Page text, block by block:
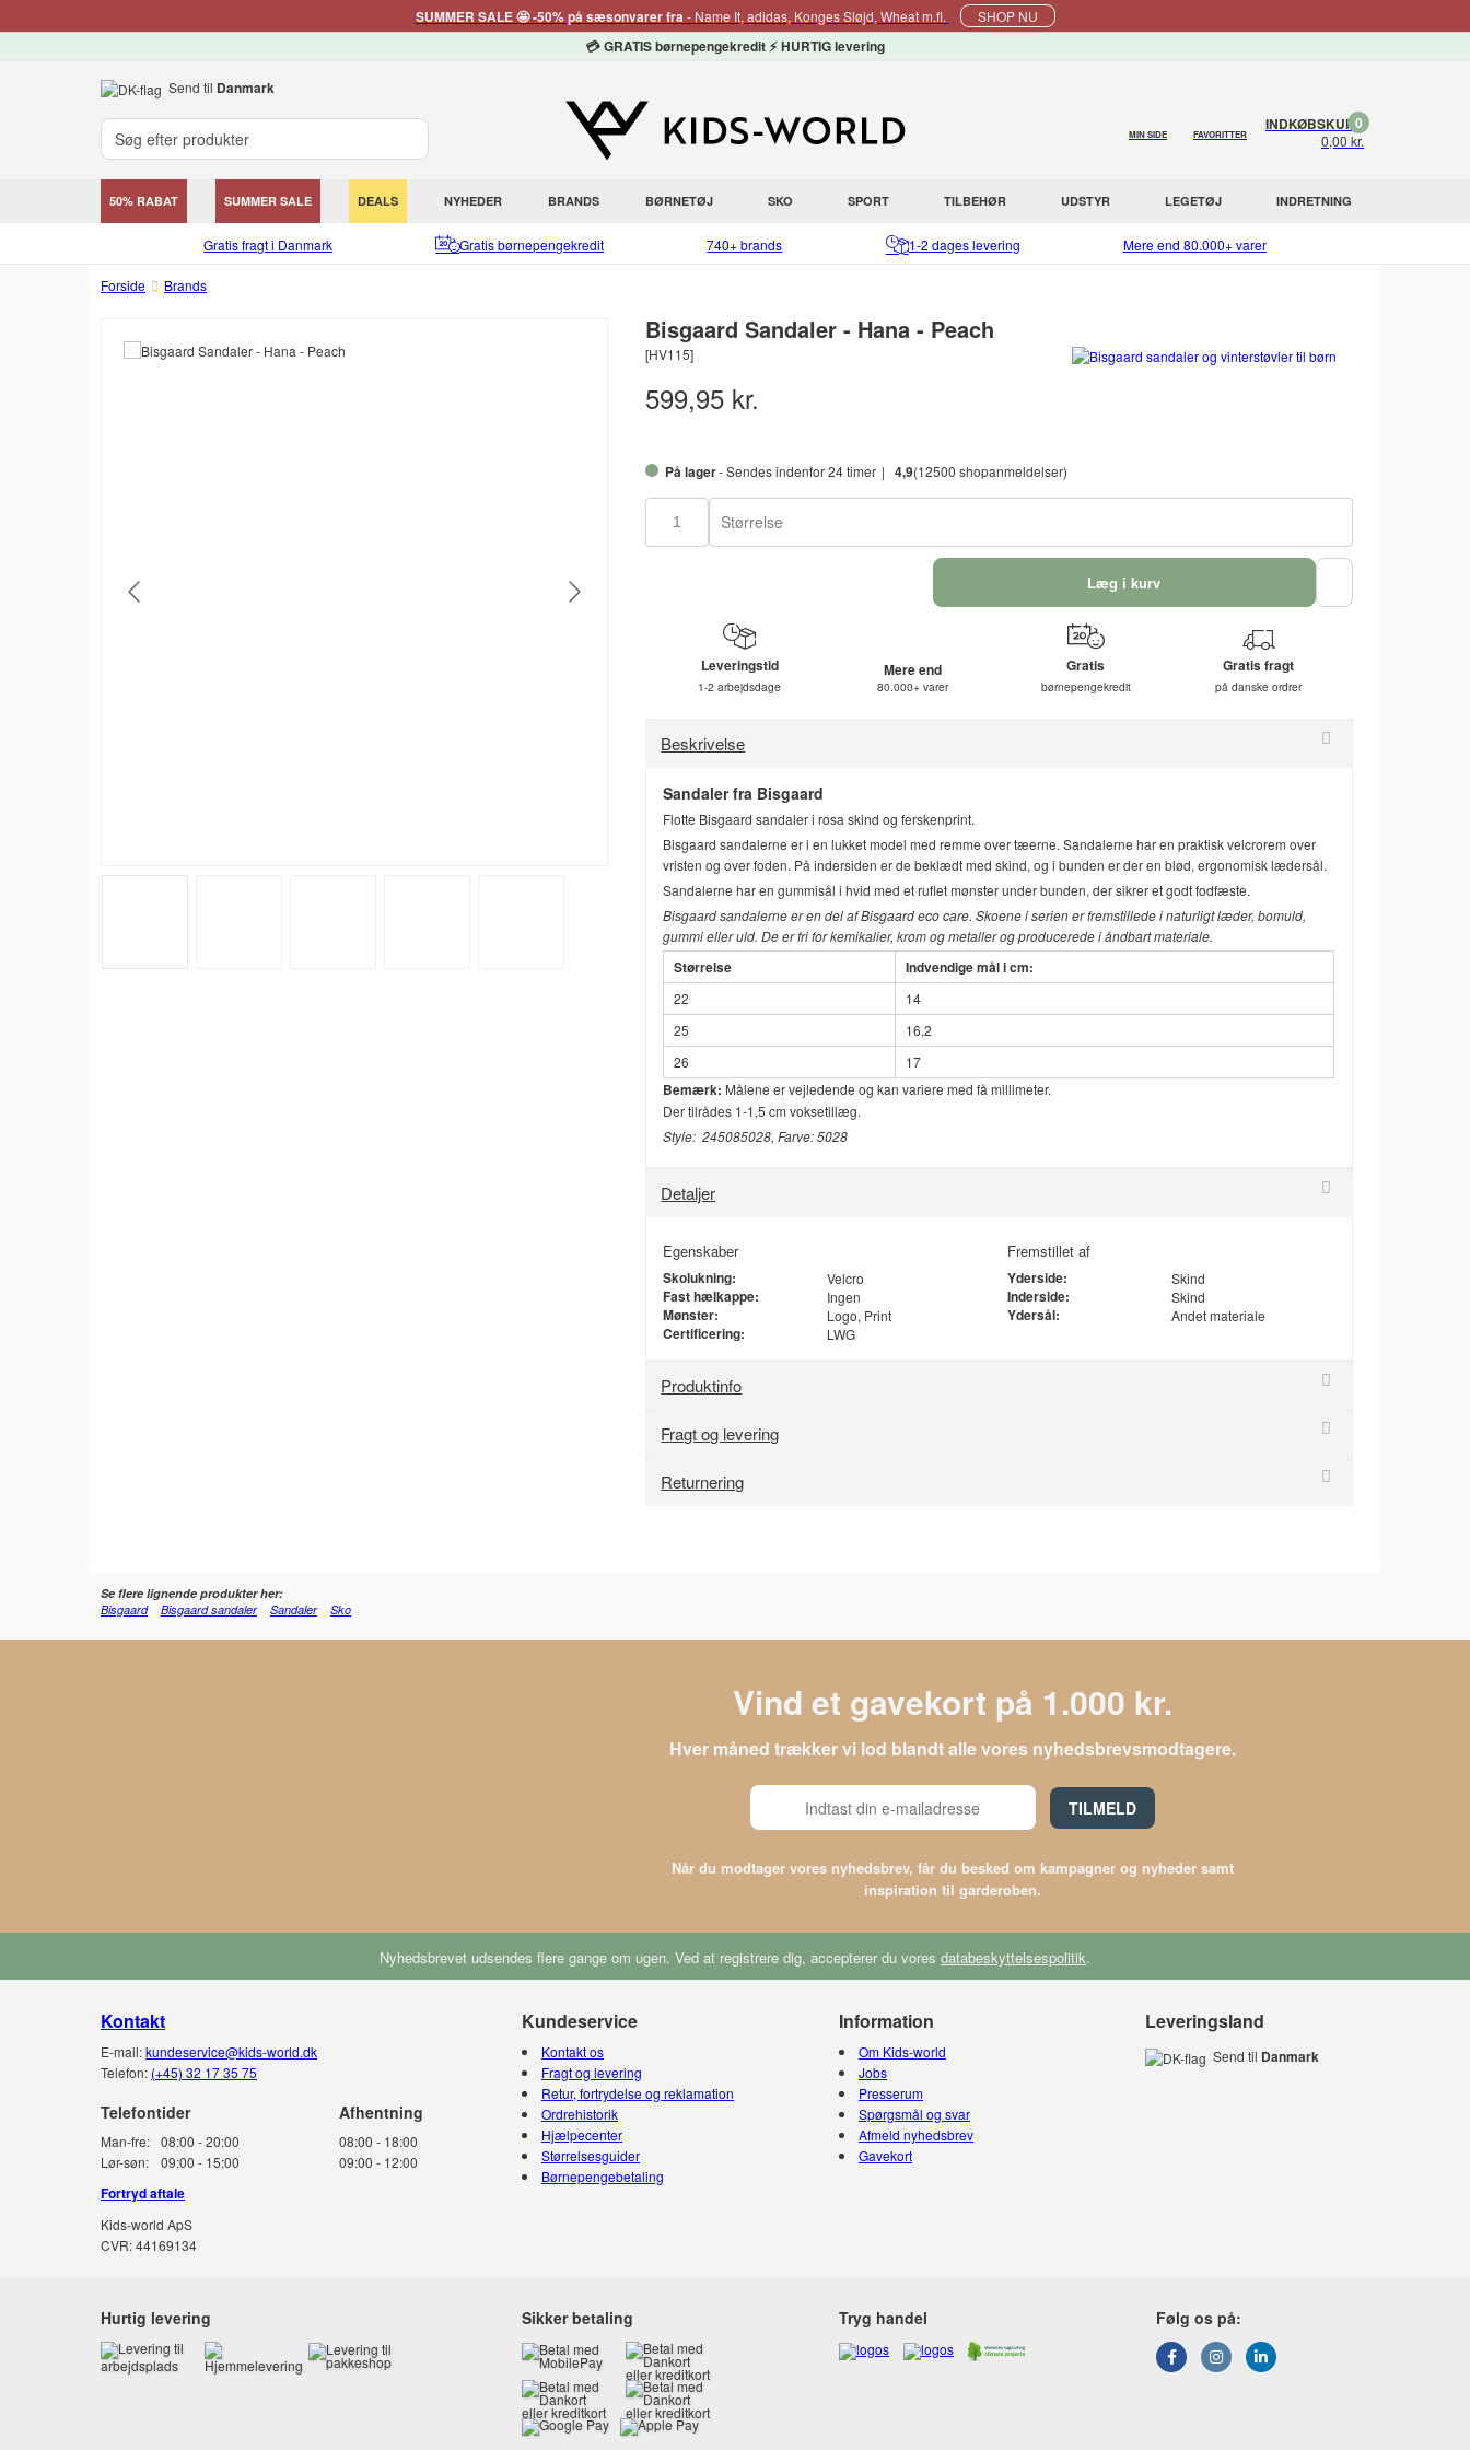
SUMMER SALE 🤩 -50% på sæsonvarer fra- Name It, adidas, Konges Sløjd, Wheat m.fl. SHOP NU
💳 GRATIS børnepengekredit ⚡ HURTIG levering
Send til Danmark
MIN SIDE FAVORITTER
INDKØBSKURV
0,00 kr.
0
50% RABAT SUMMER SALE DEALS NYHEDER BRANDS BØRNETØJ SKO SPORT TILBEHØR UDSTYR LEGETØJ INDRETNING
Gratis fragt i Danmark Gratis børnepengekredit 740+ brands 1-2 dages levering Mere end 80.000+ varer
Forside Brands
Bisgaard Sandaler - Hana - Peach
[HV115]
599,95 kr.
På lager- Sendes indenfor 24 timer 4,9(12500 shopanmeldelser)
Størrelse
Læg i kurv
Leveringstid
1-2 arbejdsdage
Mere end
80.000+ varer
Gratis
børnepengekredit
Gratis fragt
på danske ordrer
Beskrivelse
Sandaler fra Bisgaard
Flotte Bisgaard sandaler i rosa skind og ferskenprint.
Bisgaard sandalerne er i en lukket model med remme over tæerne. Sandalerne har en praktisk velcrorem over
vristen og over foden. På indersiden er de beklædt med skind, og i bunden er der en blød, ergonomisk lædersål.
Sandalerne har en gummisål i hvid med et ruflet mønster under bunden, der sikrer et godt fodfæste.
Bisgaard sandalerne er en del af Bisgaard eco care. Skoene i serien er fremstillede i naturligt læder, bomuld,
gummi eller uld. De er fri for kemikalier, krom og metaller og producerede i åndbart materiale.
Størrelse Indvendige mål i cm:
22
14
25
16,2
26
17
Bemærk: Målene er vejledende og kan variere med få millimeter.
Der tilrådes 1-1,5 cm voksetillæg.
Style: 245085028, Farve: 5028
Detaljer
Egenskaber
Skolukning: Velcro
Fast hælkappe: Ingen
Mønster: Logo, Print
Certificering: LWG
Fremstillet af
Yderside: Skind
Inderside: Skind
Ydersål: Andet materiale
Produktinfo
Fragt og levering
Returnering
Se flere lignende produkter her:
Bisgaard
Bisgaard sandaler Sandaler Sko
Vind et gavekort på 1.000 kr.
Hver måned trækker vi lod blandt alle vores nyhedsbrevsmodtagere.
TILMELD
Når du modtager vores nyhedsbrev, får du besked om kampagner og nyheder samt
inspiration til garderoben.
Nyhedsbrevet udsendes flere gange om ugen. Ved at registrere dig, accepterer du vores databeskyttelsespolitik.
Kontakt
E-mail:kundeservice@kids-world.dk
Telefon: (+45) 32 17 35 75
Telefontider
Man-fre: 08:00 - 20:00
Lør-søn:
09:00 - 15:00
08:00 - 18:00
09:00 - 12:00
Fortryd aftale
Kids-world ApS
CVR: 44169134
Kundeservice
Kontakt os
Fragt og levering
Retur, fortrydelse og reklamation
Ordrehistorik
Hjælpecenter
Størrelsesguider
Børnepengebetaling
Information
Om Kids-world
Jobs
Presserum
Spørgsmål og svar
Afmeld nyhedsbrev
Gavekort
Leveringsland
Send til Danmark
Sikker betaling
Hurtig levering Tryg handel Følg os på: